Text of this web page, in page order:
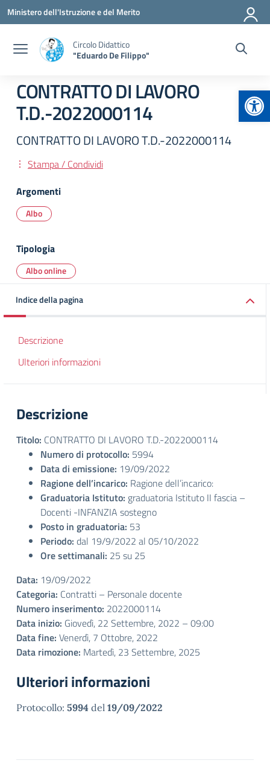
Vai ai contenuti
Vai al menu di navigazione
Vai al footer
Ministero dell'Istruzione e del Merito
Circolo Didattico
"Eduardo De Filippo"
CONTRATTO DI LAVORO
T.D.-2022000114
CONTRATTO DI LAVORO T.D.-2022000114
Stampa / Condividi
Argomenti
Albo
Tipologia
Albo online
Indice della pagina
Descrizione
Ulteriori informazioni
Descrizione
Titolo: CONTRATTO DI LAVORO T.D.-2022000114
Numero di protocollo: 5994
Data di emissione: 19/09/2022
Ragione dell’incarico: Ragione dell’incarico:
Graduatoria Istituto: graduatoria Istituto II fascia –
Docenti -INFANZIA sostegno
Posto in graduatoria: 53
Periodo: dal 19/9/2022 al 05/10/2022
Ore settimanali: 25 su 25
Data: 19/09/2022
Categoria: Contratti – Personale docente
Numero inserimento: 2022000114
Data inizio: Giovedì, 22 Settembre, 2022 – 09:00
Data fine: Venerdì, 7 Ottobre, 2022
Data rimozione: Martedì, 23 Settembre, 2025
Ulteriori informazioni
Protocollo: 5994 del 19/09/2022